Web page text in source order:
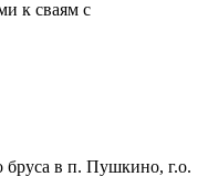
к сваям с
в п. Пушкино, г.о.